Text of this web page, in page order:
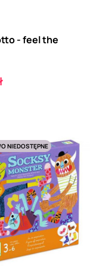
- feel the
NIEDOSTĘPNE